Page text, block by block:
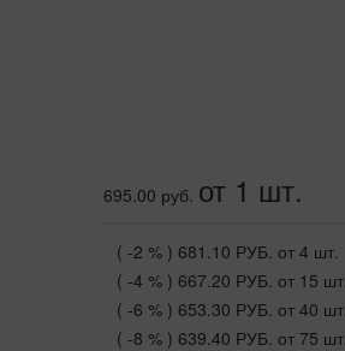
695.00 руб. от 1 шт.
( -2 % ) 681.10 РУБ. от 4 шт.
( -4 % ) 667.20 РУБ. от 15 шт.
( -6 % ) 653.30 РУБ. от 40 шт.
( -8 % ) 639.40 РУБ. от 75 шт.